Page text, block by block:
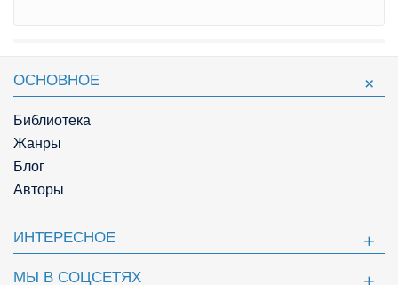
ОСНОВНОЕ
Библиотека
Жанры
Блог
Авторы
ИНТЕРЕСНОЕ
МЫ В СОЦСЕТЯХ